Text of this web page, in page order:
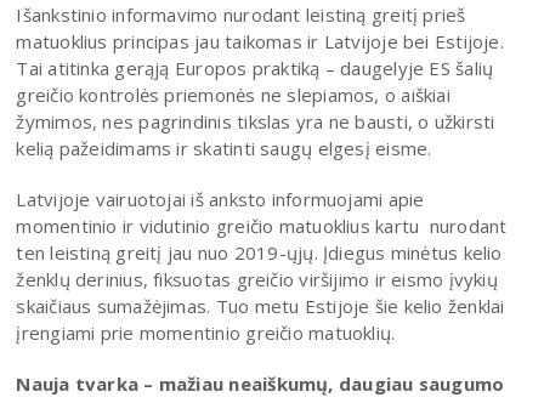
Išankstinio informavimo nurodant leistiną greitį prieš
matuoklius principas jau taikomas ir Latvijoje bei Estijoje.
Tai atitinka gerąją Europos praktiką – daugelyje ES šalių
greičio kontrolės priemonės ne slepiamos, o aiškiai
žymimos, nes pagrindinis tikslas yra ne bausti, o užkirsti
kelią pažeidimams ir skatinti saugų elgesį eisme.
Latvijoje vairuotojai iš anksto informuojami apie
momentinio ir vidutinio greičio matuoklius kartu nurodant
ten leistiną greitį jau nuo 2019-ųjų. Įdiegus minėtus kelio
ženklų derinius, fiksuotas greičio viršijimo ir eismo įvykių
skaičiaus sumažėjimas. Tuo metu Estijoje šie kelio ženklai
įrengiami prie momentinio greičio matuoklių.
Nauja tvarka – mažiau neaiškumų, daugiau saugumo